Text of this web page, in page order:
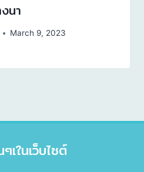
นา
March 9, 2023
เในเว็บไซต์